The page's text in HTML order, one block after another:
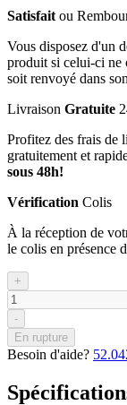
Satisfait ou
Vous disposez d'un
produit si celui-ci ne
soit renvoyé dans
Livraison Gratuite
Profitez des frais de
gratuitement et
sous 48h!
Vérification Colis
À la réception de
le colis en présence
+
-
En rupture
Besoin d'aide?